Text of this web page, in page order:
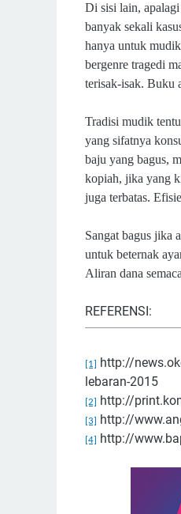
Di sisi lain,
banyak sekali
hanya untuk
bergenre tragedi
terisak-isak.
Tradisi mudik
yang sifatnya
baju yang bagus,
kopiah, jika yang
juga terbatas.
Sangat bagus jika
untuk beternak
Aliran dana
REFERENSI:
[1]
http://
lebaran-2015
[2] http://
[3] http://
[4] http://